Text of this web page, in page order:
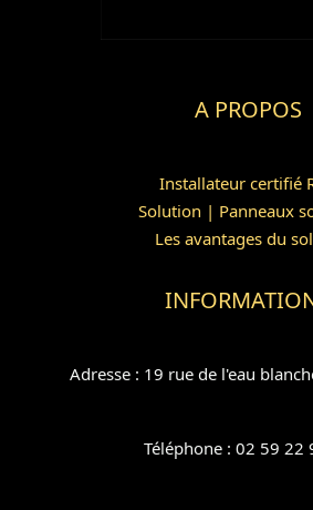
A PROPOS
Installateur certifié
Solution | Panneaux
Les avantages du
Adresse : 19 rue de l'eau
Téléphone : 02 59 22